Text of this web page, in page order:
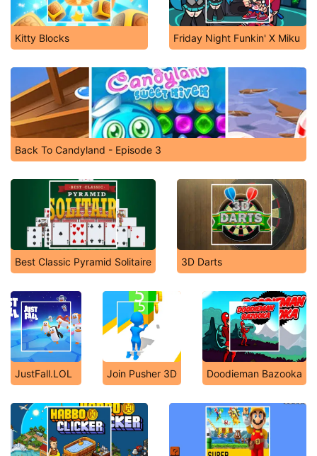
Kitty Blocks Friday Night Funkin' X Miku
Back To Candyland - Episode 3
Best Classic Pyramid Solitaire 3D Darts
JustFall.LOL Join Pusher 3D Doodieman Bazooka